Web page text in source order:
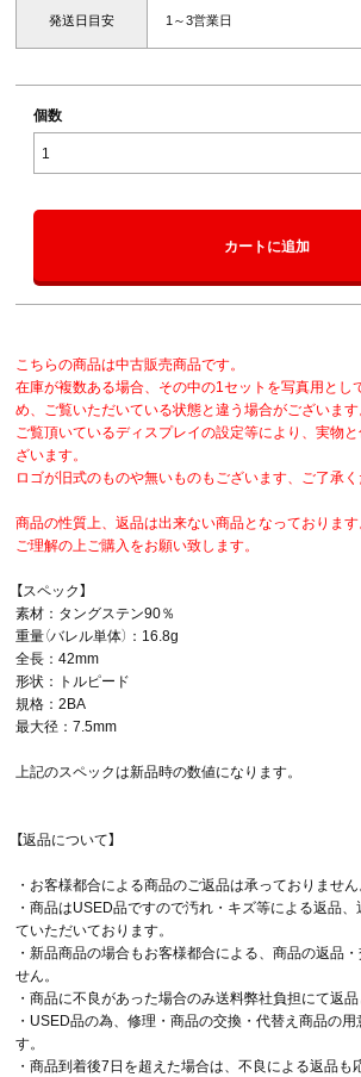
発送日目安 1～3営業日
個数
カートに追加
こちらの商品は中古販売商品です。
在庫が複数ある場合、その中の1セットを写真用とし
め、ご覧いただいている状態と違う場合がございます
ご覧頂いているディスプレイの設定等により、実物
ざいます。
ロゴが旧式のものや無いものもございます、ご了承く
商品の性質上、返品は出来ない商品となっております
ご理解の上ご購入をお願い致します。
【スペック】
素材：タングステン90％
重量（バレル単体）：16.8g
全長：42mm
形状：トルピード
規格：2BA
最大径：7.5mm
上記のスペックは新品時の数値になります。
【返品について】
・お客様都合による商品のご返品は承っておりません
・商品はUSED品ですので汚れ・キズ等による返品
ていただいております。
・新品商品の場合もお客様都合による、商品の返品
せん。
・商品に不良があった場合のみ送料弊社負担にて返品
・USED品の為、修理・商品の交換・代替え商品の
す。
・商品到着後7日を超えた場合は、不良による返品も